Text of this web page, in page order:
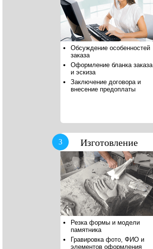
Обсуждение особенностей
заказа
Оформление бланка заказа
и эскиза
Заключение договора и
внесение предоплаты
3 Изготовление
Резка формы и модели
памятника
Гравировка фото, ФИО и
элементов оформления